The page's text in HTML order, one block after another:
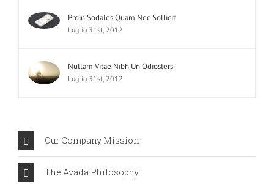
Proin Sodales Quam Nec Sollicit
Luglio 31st, 2012
Nullam Vitae Nibh Un Odiosters
Luglio 31st, 2012
Our Company Mission
The Avada Philosophy